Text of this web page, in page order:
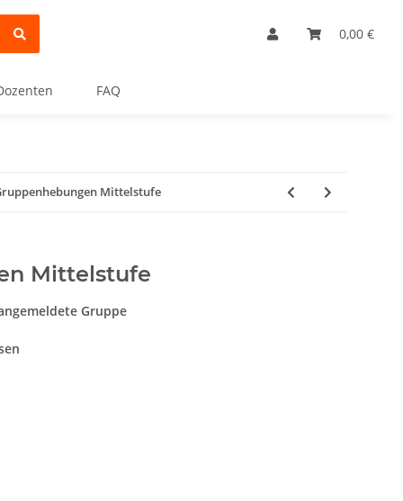
0,00 €
FAQ
Mittelstufe
Mittelstufe
Gruppe